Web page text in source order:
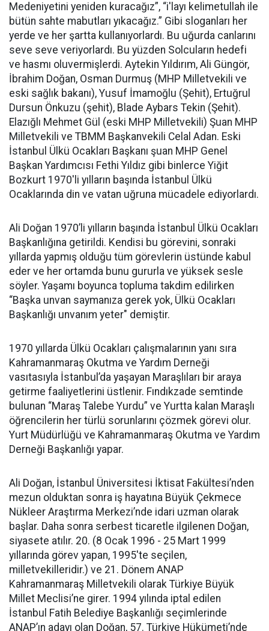
Medeniyetini yeniden kuracağız”, “i'layı kelimetullah ile
bütün sahte mabutları yıkacağız.” Gibi sloganları her
yerde ve her şartta kullanıyorlardı. Bu uğurda canlarını
seve seve veriyorlardı. Bu yüzden Solcuların hedefi
ve hasmı oluvermişlerdi. Aytekin Yıldırım, Ali Güngör,
İbrahim Doğan, Osman Durmuş (MHP Milletvekili ve
eski sağlık bakanı), Yusuf İmamoğlu (Şehit), Ertuğrul
Dursun Önkuzu (şehit), Blade Aybars Tekin (Şehit).
Elazığlı Mehmet Gül (eski MHP Milletvekili) Şuan MHP
Milletvekili ve TBMM Başkanvekili Celal Adan. Eski
İstanbul Ülkü Ocakları Başkanı şuan MHP Genel
Başkan Yardımcısı Fethi Yıldız gibi binlerce Yiğit
Bozkurt 1970'li yılların başında İstanbul Ülkü
Ocaklarında din ve vatan uğruna mücadele ediyorlardı.
Ali Doğan 1970’li yılların başında İstanbul Ülkü Ocakları
Başkanlığına getirildi. Kendisi bu görevini, sonraki
yıllarda yapmış olduğu tüm görevlerin üstünde kabul
eder ve her ortamda bunu gururla ve yüksek sesle
söyler. Yaşamı boyunca topluma takdim edilirken
“Başka unvan saymanıza gerek yok, Ülkü Ocakları
Başkanlığı unvanım yeter" demiştir.
1970 yıllarda Ülkü Ocakları çalışmalarının yanı sıra
Kahramanmaraş Okutma ve Yardım Derneği
vasıtasıyla İstanbul’da yaşayan Maraşlıları bir araya
getirme faaliyetlerini üstlenir. Fındıkzade semtinde
bulunan “Maraş Talebe Yurdu” ve Yurtta kalan Maraşlı
öğrencilerin her türlü sorunlarını çözmek görevi olur.
Yurt Müdürlüğü ve Kahramanmaraş Okutma ve Yardım
Derneği Başkanlığı yapar.
Ali Doğan, İstanbul Üniversitesi İktisat Fakültesi’nden
mezun olduktan sonra iş hayatına Büyük Çekmece
Nükleer Araştırma Merkezi’nde idari uzman olarak
başlar. Daha sonra serbest ticaretle ilgilenen Doğan,
siyasete atılır. 20. (8 Ocak 1996 - 25 Mart 1999
yıllarında görev yapan, 1995'te seçilen,
milletvekilleridir.) ve 21. Dönem ANAP
Kahramanmaraş Milletvekili olarak Türkiye Büyük
Millet Meclisi’ne girer. 1994 yılında iptal edilen
İstanbul Fatih Belediye Başkanlığı seçimlerinde
ANAP’ın adayı olan Doğan, 57. Türkiye Hükümeti’nde